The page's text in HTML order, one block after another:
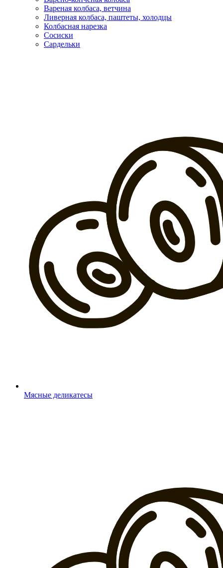
Вареная колбаса, ветчина
Ливерная колбаса, паштеты, холодцы
Колбасная нарезка
Сосиски
Сардельки
Мясные деликатесы